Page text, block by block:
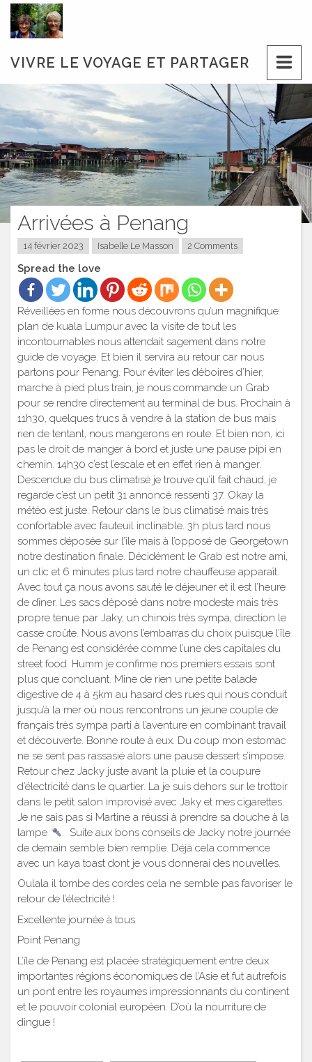
Skip
content
VIVRE LE VOYAGE ET PARTAGER
Arrivées à Penang
14 février 2023 Isabelle Le Masson 2 Comments
Spread the love
Réveillées en forme nous découvrons qu’un magnifique
plan de kuala Lumpur avec la visite de tout les
incontournables nous attendait sagement dans notre
guide de voyage. Et bien il servira au retour car nous
partons pour Penang. Pour éviter les déboires d’hier,
marche à pied plus train, je nous commande un Grab
pour se rendre directement au terminal de bus. Prochain à
11h30, quelques trucs à vendre à la station de bus mais
rien de tentant, nous mangerons en route. Et bien non, ici
pas le droit de manger à bord et juste une pause pipi en
chemin. 14h30 c’est l’escale et en effet rien à manger.
Descendue du bus climatisé je trouve qu’il fait chaud, je
regarde c’est un petit 31 annoncé ressenti 37. Okay la
météo est juste. Retour dans le bus climatisé mais très
confortable avec fauteuil inclinable. 3h plus tard nous
sommes déposée sur l’île mais à l’opposé de Georgetown
notre destination finale. Décidément le Grab est notre ami,
un clic et 6 minutes plus tard notre chauffeuse apparaît.
Avec tout ça nous avons sauté le déjeuner et il est l’heure
de dîner. Les sacs déposé dans notre modeste mais très
propre tenue par Jaky, un chinois très sympa, direction le
casse croûte. Nous avons l’embarras du choix puisque l’île
de Penang est considérée comme l’une des capitales du
street food. Humm je confirme nos premiers essais sont
plus que concluant. Mine de rien une petite balade
digestive de 4 à 5km au hasard des rues qui nous conduit
jusqu’à la mer où nous rencontrons un jeune couple de
français très sympa parti à l’aventure en combinant travail
et découverte. Bonne route à eux. Du coup mon estomac
ne se sent pas rassasié alors une pause dessert s’impose.
Retour chez Jacky juste avant la pluie et la coupure
d’électricité dans le quartier. La je suis dehors sur le trottoir
dans le petit salon improvisé avec Jaky et mes cigarettes.
Je ne sais pas si Martine a réussi à prendre sa douche à la
lampe
. Suite aux bons conseils de Jacky notre journée
de demain semble bien remplie. Déjà cela commence
avec un kaya toast dont je vous donnerai des nouvelles.
Oulala il tombe des cordes cela ne semble pas favoriser le
retour de l’électricité !
Excellente journée à tous
Point Penang
L’île de Penang est placée stratégiquement entre deux
importantes régions économiques de l’Asie et fut autrefois
un pont entre les royaumes impressionnants du continent
et le pouvoir colonial européen. D’où la nourriture de
dingue !